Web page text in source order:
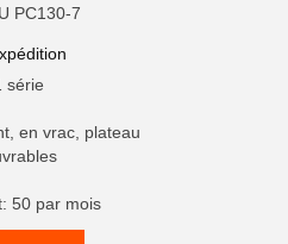
PC130-7
série
en vrac, plateau
50 par mois